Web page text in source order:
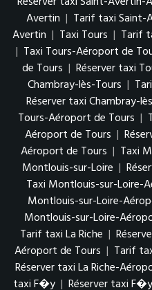
Avertin | Tarif taxi Saint-
Avertin | Taxi Tours | Tarif
| Taxi Tours-Aéroport de
de Tours | Réserver taxi
Chambray-lès-Tours |
Réserver taxi Chambray-
Tours-Aéroport de Tours |
Aéroport de Tours |
Aéroport de Tours | Taxi
Montlouis-sur-Loire |
Taxi Montlouis-sur-Loire-
Montlouis-sur-Loire-
Montlouis-sur-Loire-
Tarif taxi La Riche |
Aéroport de Tours | Tarif
Réserver taxi La Riche-
taxi F�y | Réserver taxi F�y